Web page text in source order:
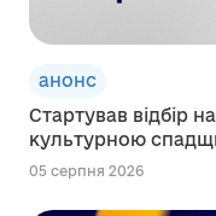
анонс
Стартував відбір
культурною
05 серпня 2026